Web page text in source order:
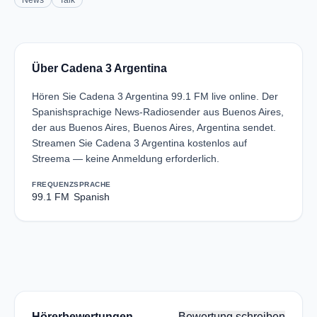
Über Cadena 3 Argentina
Hören Sie Cadena 3 Argentina 99.1 FM live online. Der
Spanishsprachige News-Radiosender aus Buenos Aires,
der aus Buenos Aires, Buenos Aires, Argentina sendet.
Streamen Sie Cadena 3 Argentina kostenlos auf
Streema — keine Anmeldung erforderlich.
FREQUENZ
99.1 FM
SPRACHE
Spanish